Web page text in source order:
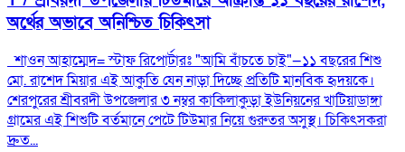
অর্থের অভাবে অনিশ্চিত চিকিৎসা
শাওন আহাম্মেদ= স্টাফ রিপোর্টারঃ "আমি বাঁচতে চাই"—১১ বছরের শিশু
মো. রাশেদ মিয়ার এই আকুতি যেন নাড়া দিচ্ছে প্রতিটি মানবিক হৃদয়কে।
শেরপুরের শ্রীবরদী উপজেলার ৩ নম্বর কাকিলাকুড়া ইউনিয়নের খাটিয়াডাঙ্গা
গ্রামের এই শিশুটি বর্তমানে পেটে টিউমার নিয়ে গুরুতর অসুস্থ। চিকিৎসকরা
দ্রুত...